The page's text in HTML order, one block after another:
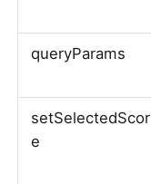
queryParams
setSelectedScor
e